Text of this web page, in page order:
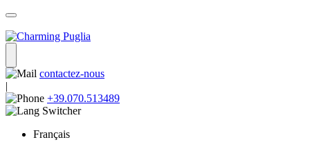
contactez-nous
|
+39.070.513489
Français